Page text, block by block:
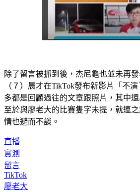
（７）晨才在TikTok發布新影片「不演
多都是回顧過往的文章跟照片，其中
至於與廖老大的比賽隻字未提，就連
情也避而不談。
實測
留言
TikTok
廖老大
HG杰爺